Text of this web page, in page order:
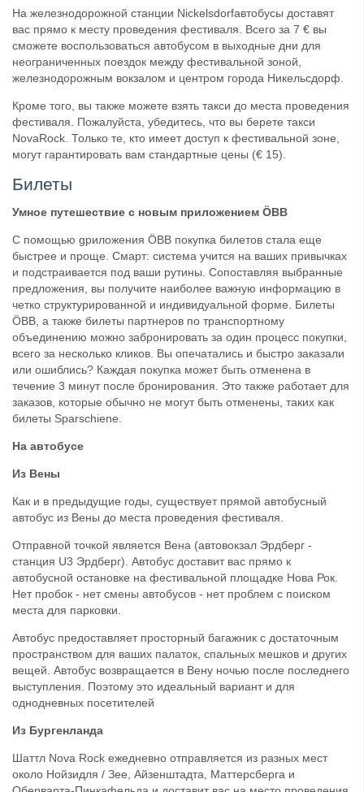
На железнодорожной станции Nickelsdorfавтобусы доставят
вас прямо к месту проведения фестиваля. Всего за 7 € вы
сможете воспользоваться автобусом в выходные дни для
неограниченных поездок между фестивальной зоной,
железнодорожным вокзалом и центром города Никельсдорф.
Кроме того, вы также можете взять такси до места проведения
фестиваля. Пожалуйста, убедитесь, что вы берете такси
NovaRock. Только те, кто имеет доступ к фестивальной зоне,
могут гарантировать вам стандартные цены (€ 15).
Билеты
Умное путешествие с новым приложением ÖBB
С помощью gриложения ÖBB покупка билетов стала еще
быстрее и проще. Смарт: система учится на ваших привычках
и подстраивается под ваши рутины. Сопоставляя выбранные
предложения, вы получите наиболее важную информацию в
четко структурированной и индивидуальной форме. Билеты
ÖBB, а также билеты партнеров по транспортному
объединению можно забронировать за один процесс покупки,
всего за несколько кликов. Вы опечатались и быстро заказали
или ошиблись? Каждая покупка может быть отменена в
течение 3 минут после бронирования. Это также работает для
заказов, которые обычно не могут быть отменены, таких как
билеты Sparschiene.
На автобусе
Из Вены
Как и в предыдущие годы, существует прямой автобусный
автобус из Вены до места проведения фестиваля.
Отправной точкой является Вена (автовокзал Эрдберг -
станция U3 Эрдберг). Автобус доставит вас прямо к
автобусной остановке на фестивальной площадке Нова Рок.
Нет пробок - нет смены автобусов - нет проблем с поиском
места для парковки.
Автобус предоставляет просторный багажник с достаточным
пространством для ваших палаток, спальных мешков и других
вещей. Автобус возвращается в Вену ночью после последнего
выступления. Поэтому это идеальный вариант и для
однодневных посетителей
Из Бургенланда
Шаттл Nova Rock ежедневно отправляется из разных мест
около Нойзидля / Зее, Айзенштадта, Маттерсберга и